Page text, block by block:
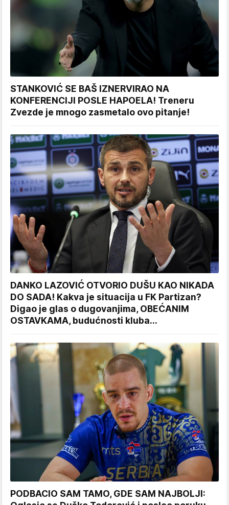
STANKOVIĆ SE BAŠ IZNERVIRAO NA
KONFERENCIJI POSLE HAPOELA! Treneru
Zvezde je mnogo zasmetalo ovo pitanje!
DANKO LAZOVIĆ OTVORIO DUŠU KAO NIKADA
DO SADA! Kakva je situacija u FK Partizan?
Digao je glas o dugovanjima, OBEĆANIM
OSTAVKAMA, budućnosti kluba...
PODBACIO SAM TAMO, GDE SAM NAJBOLJI: